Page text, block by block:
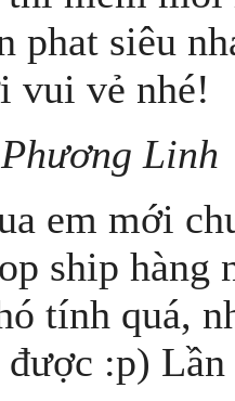
phat siêu
vui vẻ nhé!
Linh
em mới
ship
tính quá,
:p)